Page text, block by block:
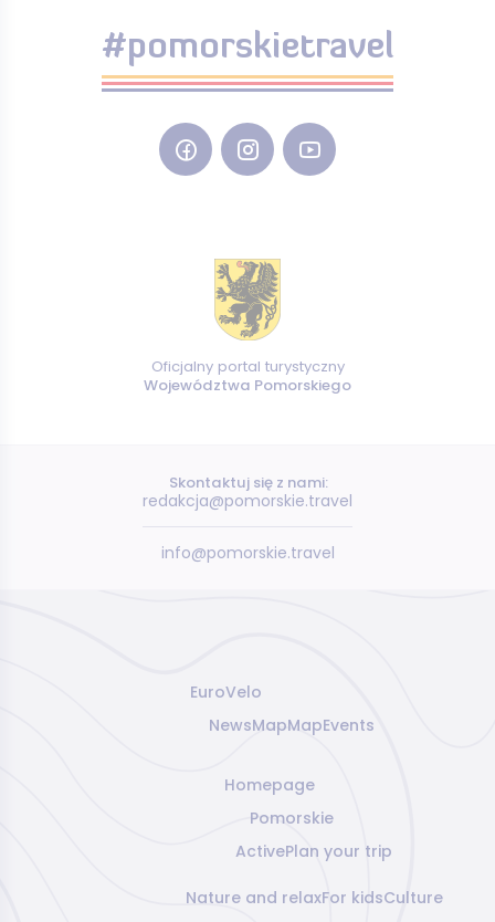
#pomorskietravel
Oficjalny portal turystyczny
Województwa Pomorskiego
Skontaktuj się z nami:
redakcja@pomorskie.travel
info@pomorskie.travel
EuroVelo
NewsMapMapEvents
Homepage
Pomorskie
ActivePlan your trip
Nature and relaxFor kidsCulture